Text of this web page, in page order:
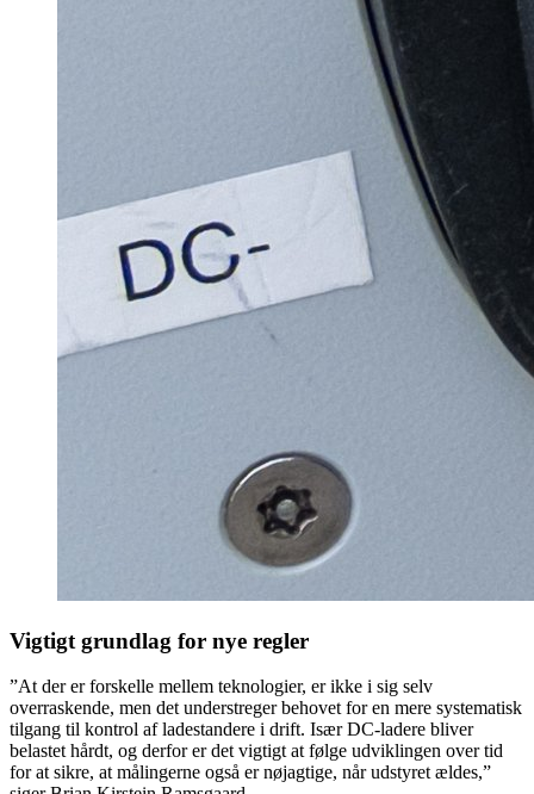
Vigtigt grundlag for nye regler
”At der er forskelle mellem teknologier, er ikke i sig selv
overraskende, men det understreger behovet for en mere systematisk
tilgang til kontrol af ladestandere i drift. Især DC-ladere bliver
belastet hårdt, og derfor er det vigtigt at følge udviklingen over tid
for at sikre, at målingerne også er nøjagtige, når udstyret ældes,”